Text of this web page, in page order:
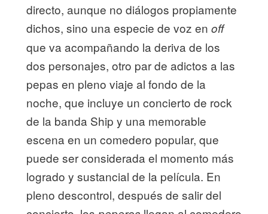
directo, aunque no diálogos propiamente
dichos, sino una especie de voz en off
que va acompañando la deriva de los
dos personajes, otro par de adictos a las
pepas en pleno viaje al fondo de la
noche, que incluye un concierto de rock
de la banda Ship y una memorable
escena en un comedero popular, que
puede ser considerada el momento más
logrado y sustancial de la película. En
pleno descontrol, después de salir del